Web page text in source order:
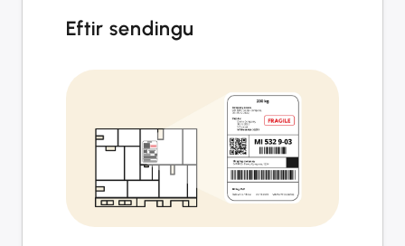
Eftir sendingu